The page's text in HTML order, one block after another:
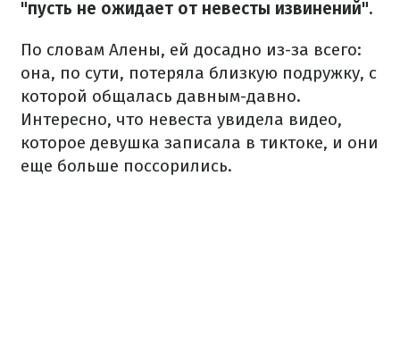
"пусть не ожидает от невесты извинений".
По словам Алены, ей досадно из-за всего:
она, по сути, потеряла близкую подружку, с
которой общалась давным-давно.
Интересно, что невеста увидела видео,
которое девушка записала в тиктоке, и они
еще больше поссорились.